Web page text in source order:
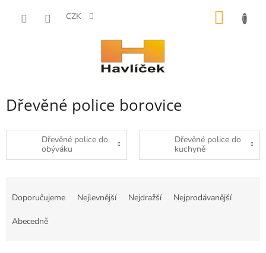
CZK
Dřevěné police borovice
Dřevěné police do
obýváku
Dřevěné police do
kuchyně
Doporučujeme Nejlevnější Nejdražší Nejprodávanější
Abecedně